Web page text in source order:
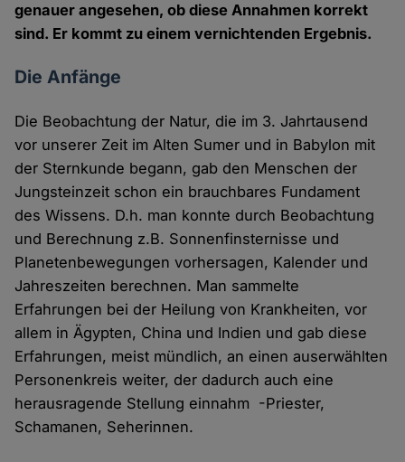
genauer angesehen, ob diese Annahmen korrekt
sind. Er kommt zu einem vernichtenden Ergebnis.
Die Anfänge
Die Beobachtung der Natur, die im 3. Jahrtausend
vor unserer Zeit im Alten Sumer und in Babylon mit
der Sternkunde begann, gab den Menschen der
Jungsteinzeit schon ein brauchbares Fundament
des Wissens. D.h. man konnte durch Beobachtung
und Berechnung z.B. Sonnenfinsternisse und
Planetenbewegungen vorhersagen, Kalender und
Jahreszeiten berechnen. Man sammelte
Erfahrungen bei der Heilung von Krankheiten, vor
allem in Ägypten, China und Indien und gab diese
Erfahrungen, meist mündlich, an einen auserwählten
Personenkreis weiter, der dadurch auch eine
herausragende Stellung einnahm -Priester,
Schamanen, Seherinnen.